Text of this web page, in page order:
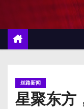
丝路新闻
星聚东方